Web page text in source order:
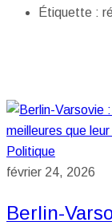
Étiquette :
Politique
février 24, 2026
Berlin-